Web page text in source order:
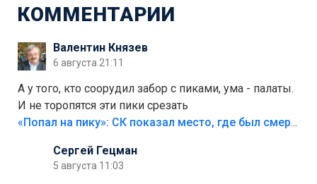
КОММЕНТАРИИ
Валентин Князев
6 августа 21:11
А у того, кто соорудил забор с пиками, ума - палаты.
И не торопятся эти пики срезать
«Попал на пику»: СК показал место, где был смертельно травмирован ребенок в Тольятти
Сергей Гецман
5 августа 11:03